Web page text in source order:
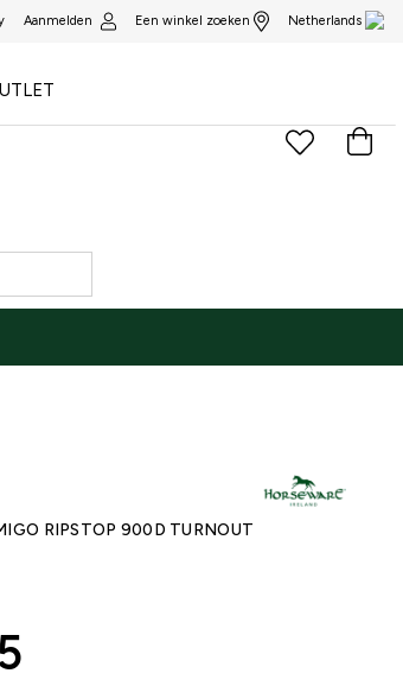
Aanmelden Een winkel zoeken Netherlands
RIPSTOP 900D TURNOUT